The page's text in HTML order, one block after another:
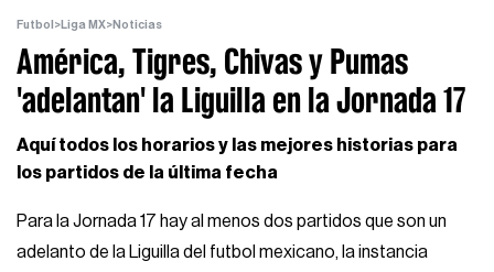
Futbol >Liga MX>Noticias
América, Tigres, Chivas y Pumas
'adelantan' la Liguilla en la Jornada 17
Aquí todos los horarios y las mejores historias para
los partidos de la última fecha
Para la Jornada 17 hay al menos dos partidos que son un
adelanto de la Liguilla del futbol mexicano, la instancia